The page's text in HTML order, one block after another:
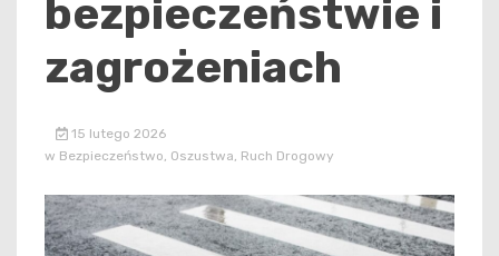
bezpieczeństwie i
zagrożeniach
15 lutego 2026
w Bezpieczeństwo, Oszustwa, Ruch Drogowy